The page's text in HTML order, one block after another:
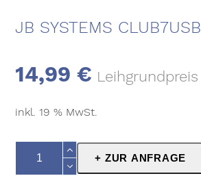
JB SYSTEMS CLUB7USB
14,99€ Leihgrundpreis
inkl. 19 % MwSt.
Systems
+ ZUR ANFRAGE